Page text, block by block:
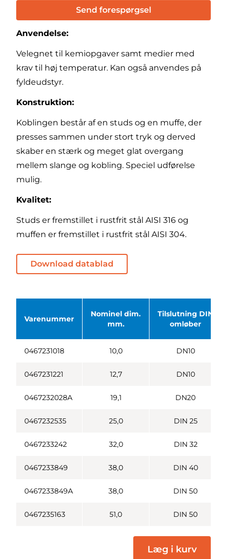
Send forespørgsel
Anvendelse:
Velegnet til kemiopgaver samt medier med
krav til høj temperatur. Kan også anvendes på
fyldeudstyr.
Konstruktion:
Koblingen består af en studs og en muffe, der
presses sammen under stort tryk og derved
skaber en stærk og meget glat overgang
mellem slange og kobling. Speciel udførelse
mulig.
Kvalitet:
Studs er fremstillet i rustfrit stål AISI 316 og
muffen er fremstillet i rustfrit stål AISI 304.
Download datablad
Varenummer
Nominel dim.
mm.
Tilslutning DIN
omløber
0467231018 10,0 DN10
0467231221 12,7 DN10
0467232028A 19,1 DN20
0467232535 25,0 DIN 25
0467233242 32,0 DIN 32
0467233849 38,0 DIN 40
0467233849A 38,0 DIN 50
0467235163 51,0 DIN 50
Læg i kurv